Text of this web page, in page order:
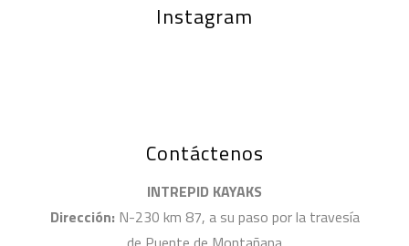
Instagram
Contáctenos
INTREPID KAYAKS
Dirección: N-230 km 87, a su paso por la travesía